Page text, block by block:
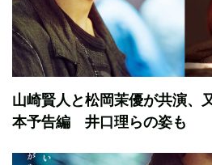
山崎賢人と松岡茉優が共演、
本予告編 井口理らの姿も